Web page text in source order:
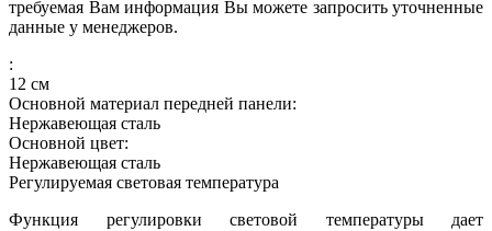
требуемая Вам информация Вы можете запросить уточненные
данные у менеджеров.
:
12 см
Основной материал передней панели:
Нержавеющая сталь
Основной цвет:
Нержавеющая сталь
Регулируемая световая температура
Функция регулировки световой температуры дает